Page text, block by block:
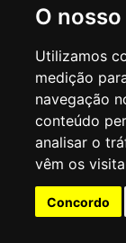
O
Utilizamos
medição
navegação
conteúdo
analisar o
vêm os
Concordo
Rua Claudino
Central